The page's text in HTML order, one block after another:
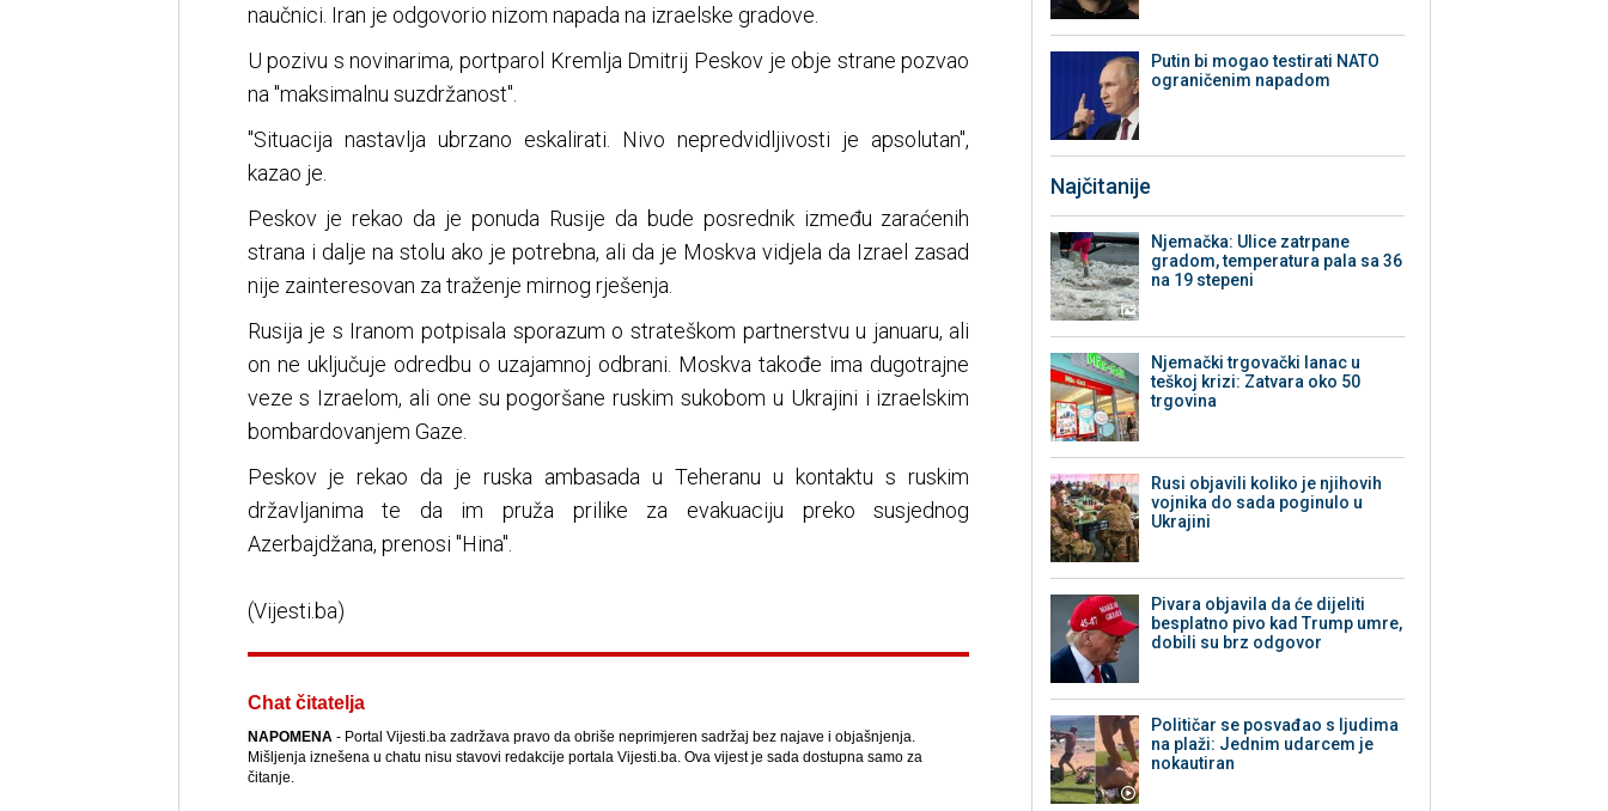
naučnici. Iran je odgovorio nizom napada na izraelske gradove.
U pozivu s novinarima, portparol Kremlja Dmitrij Peskov je obje strane pozvao
na "maksimalnu suzdržanost".
"Situacija nastavlja ubrzano eskalirati. Nivo nepredvidljivosti je apsolutan",
kazao je.
Peskov je rekao da je ponuda Rusije da bude posrednik između zaraćenih
strana i dalje na stolu ako je potrebna, ali da je Moskva vidjela da Izrael zasad
nije zainteresovan za traženje mirnog rješenja.
Rusija je s Iranom potpisala sporazum o strateškom partnerstvu u januaru, ali
on ne uključuje odredbu o uzajamnoj odbrani. Moskva takođe ima dugotrajne
veze s Izraelom, ali one su pogoršane ruskim sukobom u Ukrajini i izraelskim
bombardovanjem Gaze.
Peskov je rekao da je ruska ambasada u Teheranu u kontaktu s ruskim
državljanima te da im pruža prilike za evakuaciju preko susjednog
Azerbajdžana, prenosi "Hina".
(Vijesti.ba)
Chat čitatelja
NAPOMENA- Portal Vijesti.ba zadržava pravo da obriše neprimjeren sadržaj bez najave i objašnjenja.
Mišljenja iznešena u chatu nisu stavovi redakcije portala Vijesti.ba. Ova vijest je sada dostupna samo za
čitanje.
Putin bi mogao testirati NATO
ograničenim napadom
Najčitanije
Njemačka: Ulice zatrpane
gradom, temperatura pala sa 36
na 19 stepeni
Njemački trgovački lanac u
teškoj krizi: Zatvara oko 50
trgovina
Rusi objavili koliko je njihovih
vojnika do sada poginulo u
Ukrajini
Pivara objavila da će dijeliti
besplatno pivo kad Trump umre,
dobili su brz odgovor
Političar se posvađao s ljudima
na plaži: Jednim udarcem je
nokautiran